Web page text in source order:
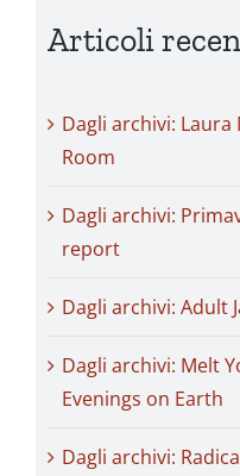
Articoli
Dagli archivi: Laura
Room
Dagli archivi:
report
Dagli archivi: Adult
Dagli archivi: Melt
Evenings on Earth
Dagli archivi: